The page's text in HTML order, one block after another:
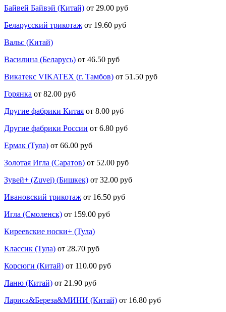
Байвей Байвэй (Китай) от 29.00 руб
Беларусский трикотаж от 19.60 руб
Вальс (Китай)
Василина (Беларусь) от 46.50 руб
Викатекс VIKATEX (г. Тамбов) от 51.50 руб
Горянка от 82.00 руб
Другие фабрики Китая от 8.00 руб
Другие фабрики России от 6.80 руб
Ермак (Тула) от 66.00 руб
Золотая Игла (Саратов) от 52.00 руб
Зувей+ (Zuvei) (Бишкек) от 32.00 руб
Ивановский трикотаж от 16.50 руб
Игла (Смоленск) от 159.00 руб
Киреевские носки+ (Тула)
Классик (Тула) от 28.70 руб
Корсюги (Китай) от 110.00 руб
Ланю (Китай) от 21.90 руб
Лариса&Береза&МИНИ (Китай) от 16.80 руб